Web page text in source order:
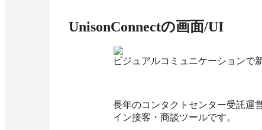
UnisonConnectの画面/UI
ビジュアルコミュニケーションで
長年のコンタクトセンター受託運
イン接客・商談ツールです。